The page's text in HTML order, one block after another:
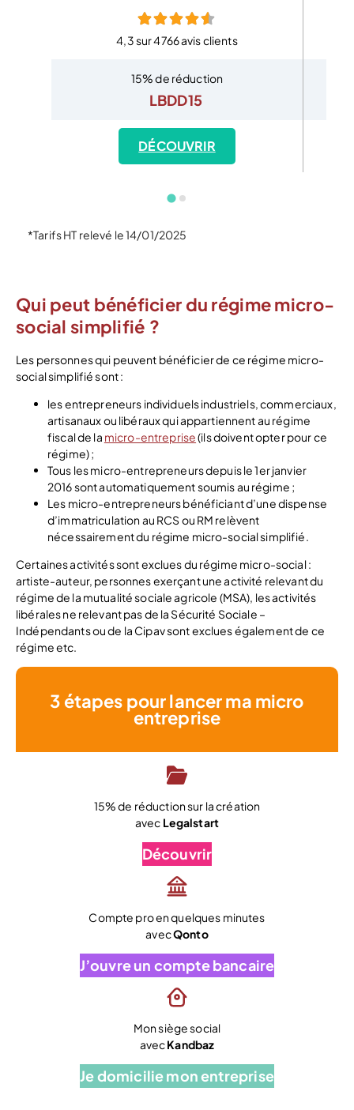
4,3 sur 4766 avis clients
15% de réduction
LBDD15
DÉCOUVRIR
*Tarifs HT relevé le 14/01/2025
Qui peut bénéficier du régime micro-
social simplifié ?
Les personnes qui peuvent bénéficier de ce régime micro-
social simplifié sont :
les entrepreneurs individuels industriels, commerciaux,
artisanaux ou libéraux qui appartiennent au régime
fiscal de la micro-entreprise(ils doivent opter pour ce
régime) ;
Tous les micro-entrepreneurs depuis le 1er janvier
2016 sont automatiquement soumis au régime ;
Les micro-entrepreneurs bénéficiant d’une dispense
d’immatriculation au RCS ou RM relèvent
nécessairement du régime micro-social simplifié.
Certaines activités sont exclues du régime micro-social :
artiste-auteur, personnes exerçant une activité relevant du
régime de la mutualité sociale agricole (MSA), les activités
libérales ne relevant pas de la Sécurité Sociale –
Indépendants ou de la Cipav sont exclues également de ce
régime etc.
3 étapes pour lancer ma micro
entreprise
15% de réduction sur la création
avec Legalstart
Découvrir
Compte pro en quelques minutes
avecQonto
J’ouvre un compte bancaire
Mon siège social
avecKandbaz
Je domicilie mon entreprise